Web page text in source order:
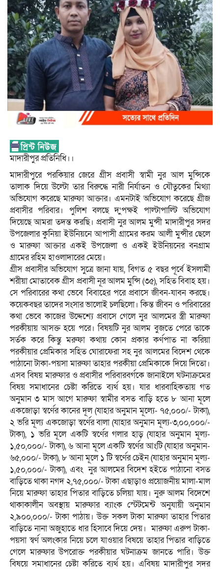
মাদারীপুর প্রতিনিধি।।
মাদারীপুরে পরকিয়ার জেরে গ্রীস প্রবাসী স্বামী নুর আল মুন্সিকে
তালাক দিয়ে উল্টো তার বিরুদ্ধে নারী নির্যাতন ও যৌতুকের মিথ্যা
অভিযোগ করেছে মারুফা আক্তার। এমনটাই অভিযোগ করেছে গ্রীজ
প্রবাসীর পরিবার। পুলিশ বলছে দ‘ুপক্ষই পাল্টাপাল্টি অভিযোগ
দিয়েছে আমরা তদন্ত করছি। প্রবাসী নুর আলম মুন্সী মাদারীপুর সদর
উপজেলার কুনিয়া ইউনিয়নে আপাসী গ্রামের করম আলী মুন্সীর ছেলে
ও মারুফা আক্তার একই উপজেলা ও একই ইউনিয়নের বনগ্রাম
গ্রামের রহিম হাওলাদারের মেয়ে।
গ্রীস প্রবাসীর অভিযোগ সুত্রে জানা যায়, বিগত ৫ বছর পূর্বে ইসলামী
শরীয়া মোতাবেক গ্রীস প্রবাসী নূর আলম মুন্সি (৩৫), সহিত বিবাহ হয়।
সে পরিবারের কথা ভেবে বিবাহের পরে প্রবাসে জীবন-যাবন করছে।
কয়েকবছর তাদের সংসার ভালোই চলছিলো। কিন্ত জীবন ও পরিবারের
কথা ভেবে কাজের উদ্দেশ্যে প্রবাসে গেলে নুর আলমের স্ত্রী মারুফা
পরকীয়ায় আসক্ত হয়ে পরে। বিষয়টি নুর আলম বুজতে পেরে তাকে
সর্তক করে কিন্তু মরুফা কথায় কোন প্রকার কর্ণপাত না করিয়া
পরকীয়ার প্রেমিকার সহিত ঘোরাফেরা সহ নুর আলমের বিদেশ থেকে
পাঠানো টাকা-পয়সা মারুফা তাহার পরকীয়া প্রেমিকাকে দিয়ে দিতো।
এসব বিষয় মারুফার ও প্রবাসীর পরিবারবর্গকে জানাইলে ঘটনাক্রমের
বিষয় সমাধানের চেষ্টা করিতে ব্যর্থ হয়। যার ধারবাহিকতায় গত
অনুমান ৩ মাস আগে মারুফা স্বামীর বসত বাড়ি হতে ৮ আনা মূলে
একজোড়া স্বর্ণের কানের দূল (যাহার অনুমান মূল্যে- ৭৫,০০০/- টাকা),
২ ভরি মূল্য একজোড়া স্বর্ণের বালা (যাহার অনুমান মূল্য-৩,০০,০০০/-
টাকা), ১ ভরি মূলে একটি স্বর্ণের গলার হাড় (যাহার অনুমান মূল্য-
১,৫০,০০০/- টাকা), ৬ আনা মূলে একটি স্বর্ণের আংটি (যাহার অনুমান-
৬৫,০০০/- টাকা), ৮ আনা মূলে ১ টি স্বর্ণের চেইন (যাহার অনুমান মূল্য-
১,৫০,০০০/- টাকা), এবং নুর আলমের বিদেশ হইতে পাঠানো বসত
বাড়িতে থাকা নগদ ২,৭৫,০০০/- টাকা এছাড়াও প্রয়োজনীয় মালা-মাল
নিয়ে মারুফা তাহার পিতার বাড়িতে চলিয়া যায়। নুরু আলম বিদেশে
থাকাকালীন অবস্থায় মারুফার ব্যাংক স্টেটমেন্ট অনুযায়ী অনুমান
২,৯০০,০০০/- টাকা পাঠায়। উক্ত সকল টাকা মারুফা তাহার পিতার
বাড়িতে নানা অজুহাতে ধার হিসাবে দিয়ে দেয়। মারুফা এরুপ টাকা-
পয়সা স্বর্ণ অলংকার নিয়ে চলে যাওয়ার বিষয়ে তাহার পিতার বাড়িতে
গেলে মারুফার উপরোক্ত পরকীয়ার ঘটনাক্রম জানতে পারি। উক্ত
বিষয়ে সমাধানের চেষ্টা করিতে ব্যর্থ হয়। এবিষয় মাদারীপুর সদর